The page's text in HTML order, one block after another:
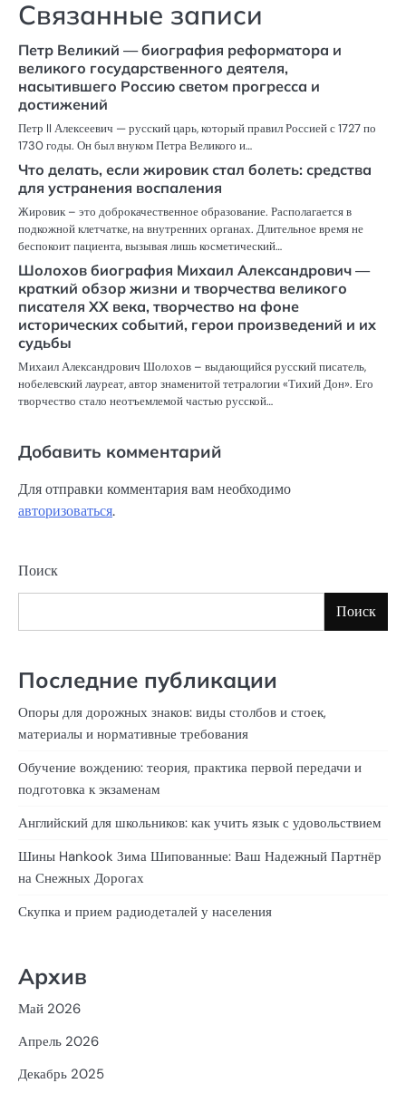
Связанные записи
Петр Великий — биография реформатора и
великого государственного деятеля,
насытившего Россию светом прогресса и
достижений
Петр II Алексеевич — русский царь, который правил Россией с 1727 по
1730 годы. Он был внуком Петра Великого и…
Что делать, если жировик стал болеть: средства
для устранения воспаления
Жировик – это доброкачественное образование. Располагается в
подкожной клетчатке, на внутренних органах. Длительное время не
беспокоит пациента, вызывая лишь косметический…
Шолохов биография Михаил Александрович —
краткий обзор жизни и творчества великого
писателя XX века, творчество на фоне
исторических событий, герои произведений и их
судьбы
Михаил Александрович Шолохов – выдающийся русский писатель,
нобелевский лауреат, автор знаменитой тетралогии «Тихий Дон». Его
творчество стало неотъемлемой частью русской…
Добавить комментарий
Для отправки комментария вам необходимо
авторизоваться.
Поиск
Поиск
Последние публикации
Опоры для дорожных знаков: виды столбов и стоек,
материалы и нормативные требования
Обучение вождению: теория, практика первой передачи и
подготовка к экзаменам
Английский для школьников: как учить язык с удовольствием
Шины Hankook Зима Шипованные: Ваш Надежный Партнёр
на Снежных Дорогах
Скупка и прием радиодеталей у населения
Архив
Май 2026
Апрель 2026
Декабрь 2025